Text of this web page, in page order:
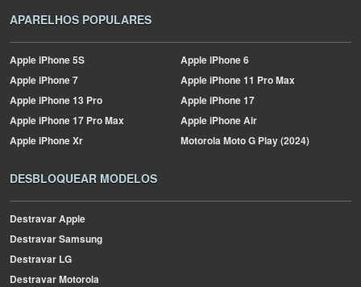
APARELHOS POPULARES
AppleiPhone 5S AppleiPhone 6
AppleiPhone 7 AppleiPhone 11 Pro Max
AppleiPhone 13 Pro AppleiPhone 17
AppleiPhone 17 Pro Max AppleiPhone Air
AppleiPhone Xr MotorolaMoto G Play (2024)
DESBLOQUEAR MODELOS
Destravar Apple
Destravar Samsung
Destravar LG
Destravar Motorola